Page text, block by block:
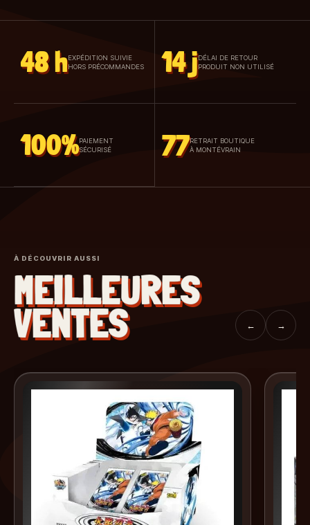
48 hEXPÉDITION SUIVIE
HORS PRÉCOMMANDES
14 jDÉLAI DE RETOUR
PRODUIT NON UTILISÉ
100%PAIEMENT
SÉCURISÉ
77RETRAIT BOUTIQUE
À MONTÉVRAIN
À DÉCOUVRIR AUSSI
MEILLEURES
VENTES ← →